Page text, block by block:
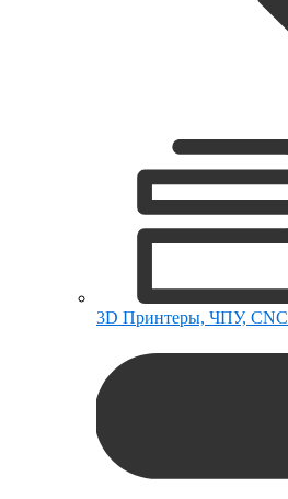
3D Принтеры, ЧПУ, CNC